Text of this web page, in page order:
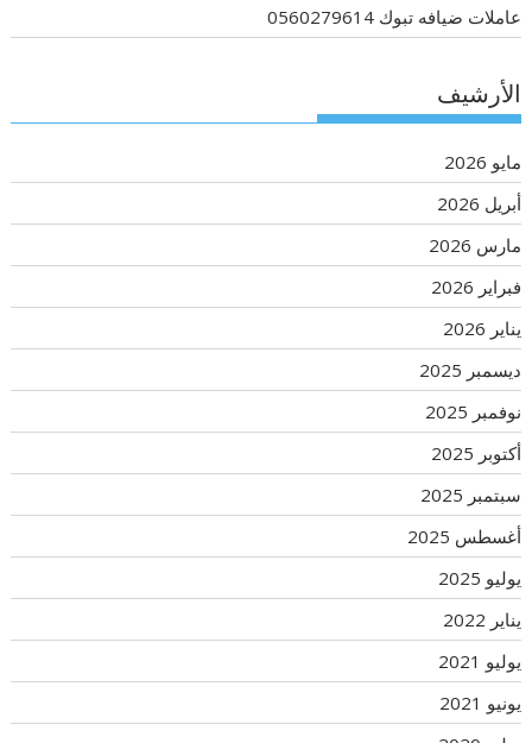
عاملات ضيافه تبوك 0560279614
الأرشيف
مايو 2026
أبريل 2026
مارس 2026
فبراير 2026
يناير 2026
ديسمبر 2025
نوفمبر 2025
أكتوبر 2025
سبتمبر 2025
أغسطس 2025
يوليو 2025
يناير 2022
يوليو 2021
يونيو 2021